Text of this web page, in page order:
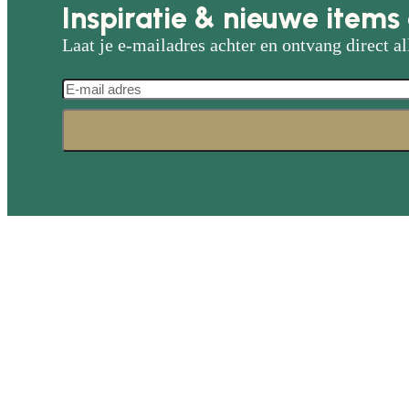
Inspiratie & nieuwe
Laat je e-mailadres achter en ontvang direct